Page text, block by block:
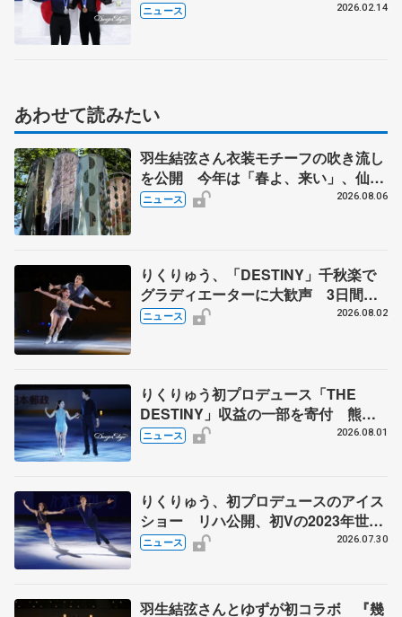
ニュース 2026.02.14
あわせて読みたい
羽生結弦さん衣装モチーフの吹き流し
を公開 今年は「春よ、来い」、仙台
の瑞鳳殿
ニュース 2026.08.06
りくりゅう、「DESTINY」千秋楽で
グラディエーターに大歓声 3日間の
計4公演で延べ約１万8千人動員、三浦
ニュース 2026.08.02
りくりゅう初プロデュース「THE
DESTINY」収益の一部を寄付 熊本
地震、被災者支援
ニュース 2026.08.01
りくりゅう、初プロデュースのアイス
ショー リハ公開、初Vの2023年世界
選手権のSP披露 ハゼボロ、チョク
ニュース 2026.07.30
羽生結弦さんとゆずが初コラボ 『幾